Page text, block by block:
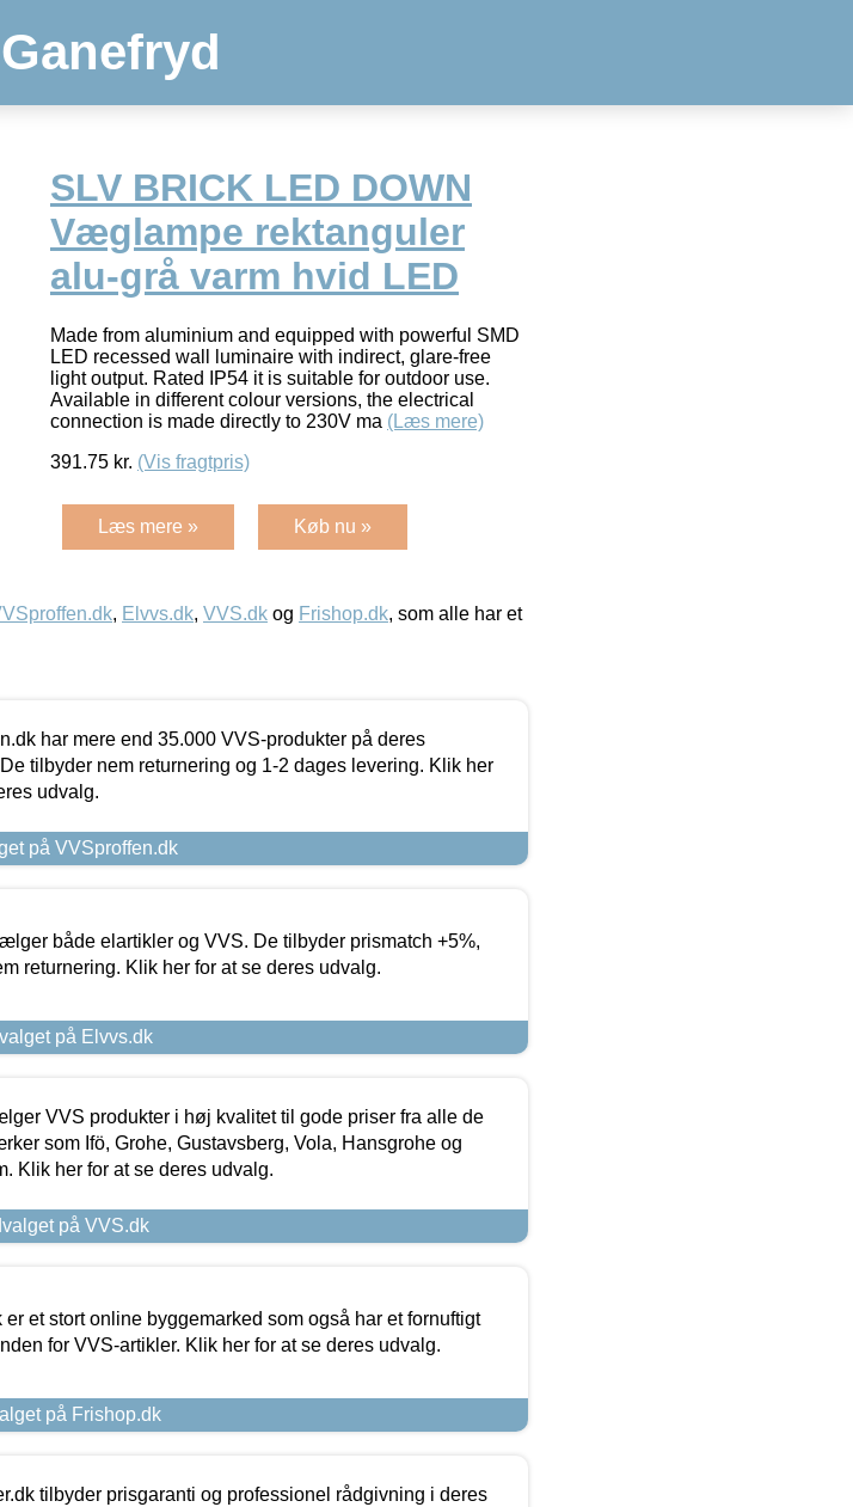
SLV BRICK LED DOWN
Væglampe rektanguler
alu-grå varm hvid LED
Made from aluminium and equipped with powerful SMD
LED recessed wall luminaire with indirect, glare-free
light output. Rated IP54 it is suitable for outdoor use.
Available in different colour versions, the electrical
connection is made directly to 230V ma (Læs mere)
391.75 kr. (Vis fragtpris)
Læs mere » Køb nu »
, Elvvs.dk, VVS.dk og Frishop.dk, som alle har et
har mere end 35.000 VVS-produkter på deres
tilbyder nem returnering og 1-2 dages levering. Klik her
udvalg.
på VVSproffen.dk
både elartikler og VVS. De tilbyder prismatch +5%,
returnering. Klik her for at se deres udvalg.
på Elvvs.dk
VVS produkter i høj kvalitet til gode priser fra alle de
som Ifö, Grohe, Gustavsberg, Vola, Hansgrohe og
Klik her for at se deres udvalg.
på VVS.dk
er et stort online byggemarked som også har et fornuftigt
for VVS-artikler. Klik her for at se deres udvalg.
på Frishop.dk
tilbyder prisgaranti og professionel rådgivning i deres